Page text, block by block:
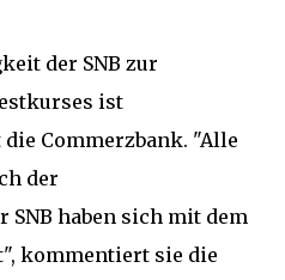
der SNB zur
ist
Commerzbank. "Alle
der
haben sich mit dem
kommentiert sie die